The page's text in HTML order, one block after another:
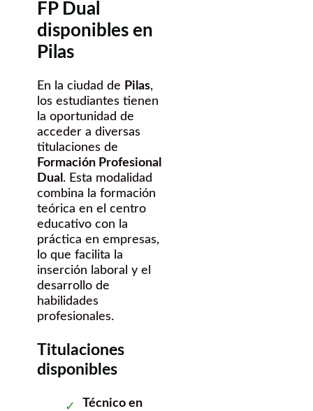
FP Dual
disponibles en
Pilas
En la ciudad de Pilas,
los estudiantes tienen
la oportunidad de
acceder a diversas
titulaciones de
Formación Profesional
Dual . Esta modalidad
combina la formación
teórica en el centro
educativo con la
práctica en empresas,
lo que facilita la
inserción laboral y el
desarrollo de
habilidades
profesionales.
Titulaciones
disponibles
Técnico en